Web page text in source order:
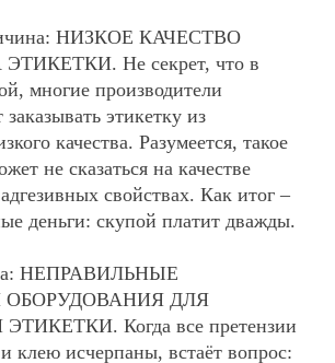
НИЗКОЕ КАЧЕСТВО
Не секрет, что в
многие производители
этикетку из
качества. Разумеется, такое
не сказаться на качестве
свойствах. Как итог –
деньги: скупой платит дважды.
НЕПРАВИЛЬНЫЕ
ДЛЯ
ЭТИКЕТКИ. Когда все претензии
клею исчерпаны, встаёт вопрос: